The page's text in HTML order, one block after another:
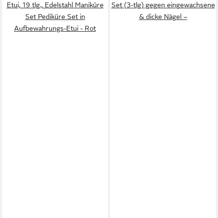
Etui, 19 tlg., Edelstahl Maniküre
Set Pediküre Set in
Aufbewahrungs-Etui - Rot
Set (3-tlg) gegen eingewachsene
& dicke Nägel –